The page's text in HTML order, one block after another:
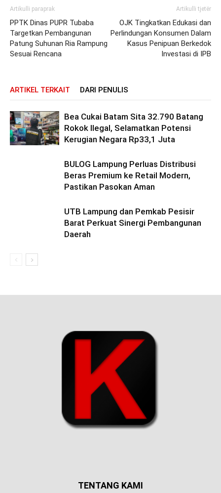
Artikulli paraprak
PPTK Dinas PUPR Tubaba
Targetkan Pembangunan
Patung Suhunan Ria Rampung
Sesuai Rencana
Artikulli tjetër
OJK Tingkatkan Edukasi dan
Perlindungan Konsumen Dalam
Kasus Penipuan Berkedok
Investasi di IPB
ARTIKEL TERKAIT DARI PENULIS
Bea Cukai Batam Sita 32.790 Batang
Rokok Ilegal, Selamatkan Potensi
Kerugian Negara Rp33,1 Juta
BULOG Lampung Perluas Distribusi
Beras Premium ke Retail Modern,
Pastikan Pasokan Aman
UTB Lampung dan Pemkab Pesisir
Barat Perkuat Sinergi Pembangunan
Daerah
TENTANG KAMI